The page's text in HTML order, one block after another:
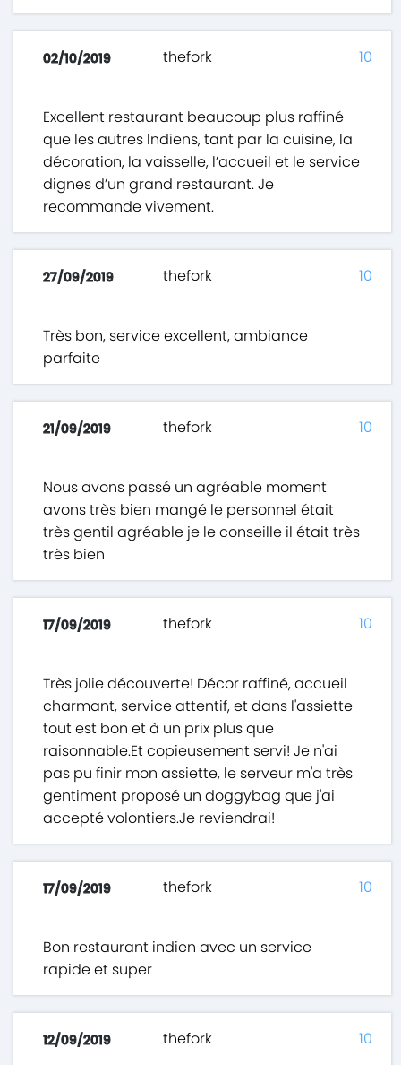
02/10/2019 thefork
Excellent restaurant beaucoup plus raffiné
que les autres Indiens, tant par la cuisine, la
décoration, la vaisselle, l’accueil et le service
dignes d’un grand restaurant. Je
recommande vivement.
10
27/09/2019 thefork
Très bon, service excellent, ambiance
parfaite
10
21/09/2019 thefork
Nous avons passé un agréable moment
avons très bien mangé le personnel était
très gentil agréable je le conseille il était très
très bien
10
17/09/2019 thefork
Très jolie découverte! Décor raffiné, accueil
charmant, service attentif, et dans l'assiette
tout est bon et à un prix plus que
raisonnable.Et copieusement servi! Je n'ai
pas pu finir mon assiette, le serveur m'a très
gentiment proposé un doggybag que j'ai
accepté volontiers.Je reviendrai!
10
17/09/2019 thefork
Bon restaurant indien avec un service
rapide et super
10
12/09/2019 thefork 10